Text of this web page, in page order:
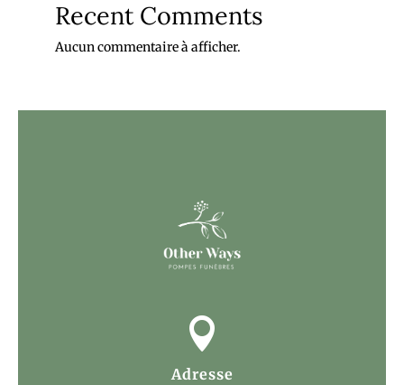
Recent Comments
Aucun commentaire à afficher.

Adresse